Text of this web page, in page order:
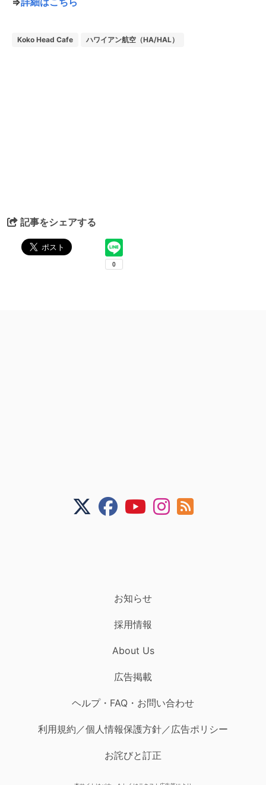
Koko Head Cafe ハワイアン航空（HA/HAL）
記事をシェアする
お知らせ
採用情報
About Us
広告掲載
ヘルプ・FAQ・お問い合わせ
利用規約／個人情報保護方針／広告ポリシー
お詫びと訂正